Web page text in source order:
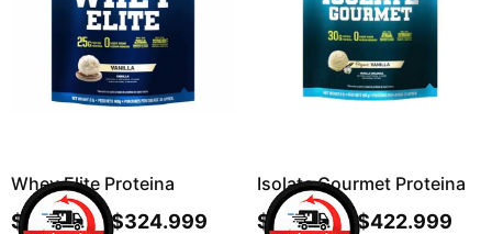
Whey Elite Proteina
$ 149.999 $324.999
Isolate Gourmet Proteina
$ 199.999 $422.999